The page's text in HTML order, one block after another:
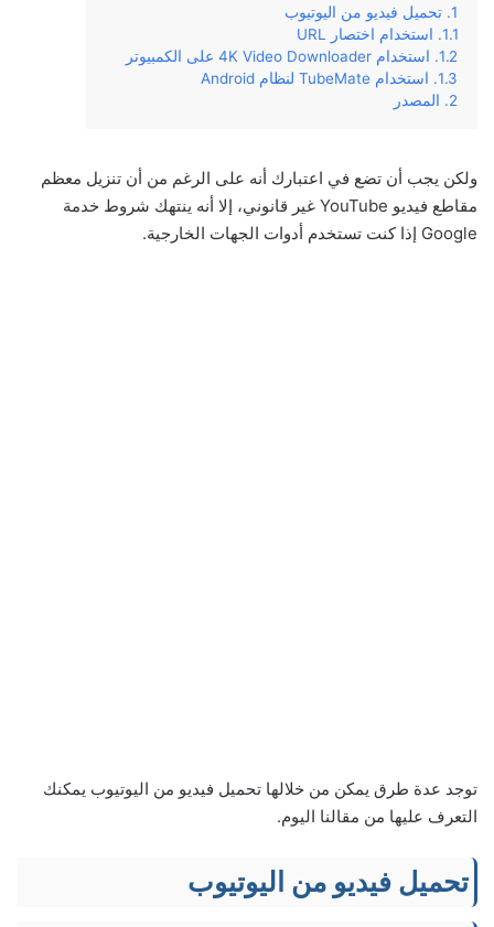
تحميل فيديو من اليوتيوب
استخدام اختصار URL
استخدام 4K Video Downloader على الكمبيوتر
استخدام TubeMate لنظام Android
المصدر
ولكن يجب أن تضع في اعتبارك أنه على الرغم من أن تنزيل معظم
مقاطع فيديو YouTube غير قانوني، إلا أنه ينتهك شروط خدمة
Google إذا كنت تستخدم أدوات الجهات الخارجية.
توجد عدة طرق يمكن من خلالها تحميل فيديو من اليوتيوب يمكنك
التعرف عليها من مقالنا اليوم.
تحميل فيديو من اليوتيوب